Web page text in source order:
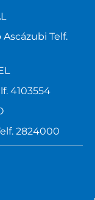
Telf.
4103554
2824000